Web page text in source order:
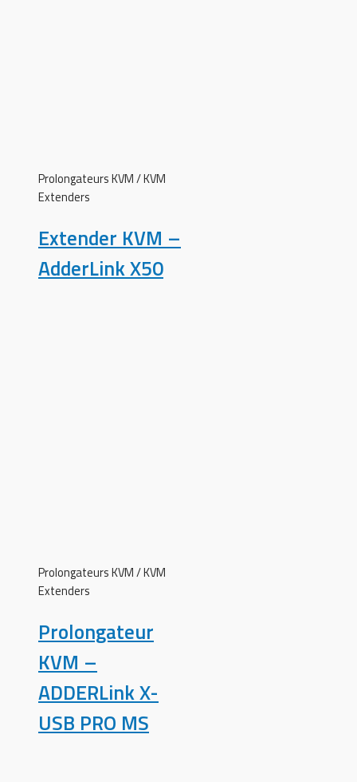
Prolongateurs KVM / KVM
Extenders
Extender KVM –
AdderLink X50
Prolongateurs KVM / KVM
Extenders
Prolongateur
KVM –
ADDERLink X-
USB PRO MS